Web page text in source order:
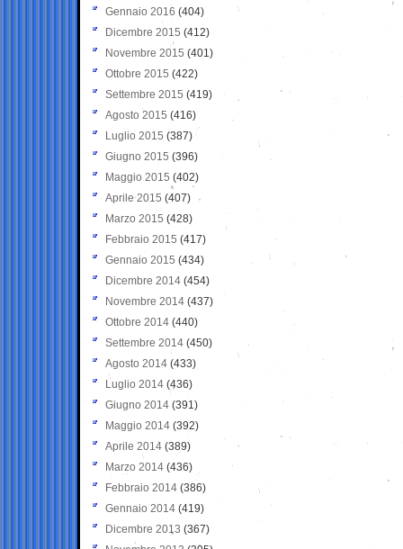
Gennaio 2016 (404)
Dicembre 2015 (412)
Novembre 2015 (401)
Ottobre 2015 (422)
Settembre 2015 (419)
Agosto 2015 (416)
Luglio 2015 (387)
Giugno 2015 (396)
Maggio 2015 (402)
Aprile 2015 (407)
Marzo 2015 (428)
Febbraio 2015 (417)
Gennaio 2015 (434)
Dicembre 2014 (454)
Novembre 2014 (437)
Ottobre 2014 (440)
Settembre 2014 (450)
Agosto 2014 (433)
Luglio 2014 (436)
Giugno 2014 (391)
Maggio 2014 (392)
Aprile 2014 (389)
Marzo 2014 (436)
Febbraio 2014 (386)
Gennaio 2014 (419)
Dicembre 2013 (367)